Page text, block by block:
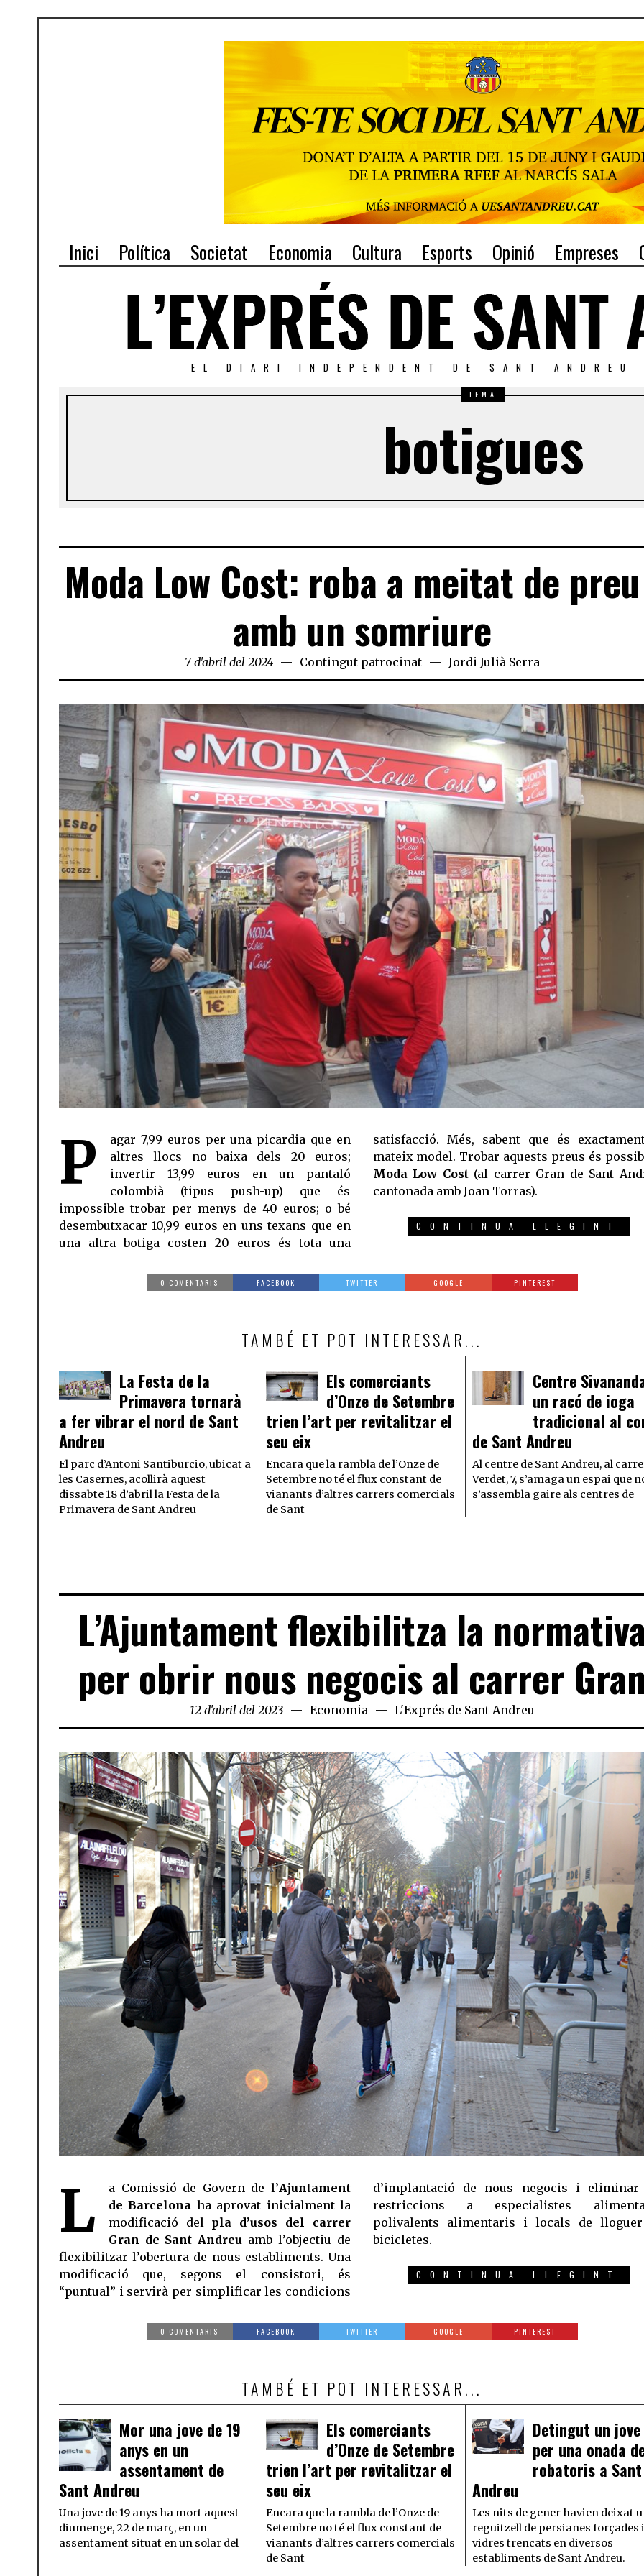
Inici Política Societat Economia Cultura Esports Opinió Empreses
EL DIARI INDEPENDENT DE SANT ANDREU
TEMA
botigues
Moda Low Cost: roba a meitat de
amb un somriure
7 d'abril del 2024 Contingut patrocinat Jordi Julià Serra
P
agar 7,99 euros per una picardia que en
altres llocs no baixa dels 20 euros;
invertir 13,99 euros en un pantaló
colombià (tipus push-up) que és
impossible trobar per menys de 40 euros; o bé
desembutxacar 10,99 euros en uns texans que en
una altra botiga costen 20 euros és tota una
satisfacció. Més, sabent que és exactament el
mateix model. Trobar aquests preus és
Moda Low Cost(al carrer Gran de Sant
cantonada amb Joan Torras).
CONTINUA LLEGINT
0 COMENTARIS FACEBOOK TWITTER GOOGLE PINTEREST
TAMBÉ ET POT INTERESSAR...
La Festa de la
Primavera tornarà
a fer vibrar el nord de Sant
Andreu
El parc d’Antoni Santiburcio, ubicat a
les Casernes, acollirà aquest
dissabte 18 d’abril la Festa de la
Primavera de Sant Andreu
Els comerciants
d’Onze de Setembre
trien l’art per revitalitzar el
seu eix
Encara que la rambla de l’Onze de
Setembre no té el flux constant de
vianants d’altres carrers comercials
de Sant
Centre
un racó de ioga
tradicional al
de Sant Andreu
Al centre de Sant Andreu, al
Verdet, 7, s’amaga un espai que
s’assembla gaire als centres de
L’Ajuntament flexibilitza la
per obrir nous negocis al carrer
12 d'abril del 2023 Economia L'Exprés de Sant Andreu
L a Comissió de Govern de l’Ajuntament
de Barcelona ha aprovat inicialment la
modificació del pla d’usos del carrer
Gran de Sant Andreu amb l’objectiu de
flexibilitzar l’obertura de nous establiments. Una
modificació que, segons el consistori, és
“puntual” i servirà per simplificar les condicions
d’implantació de nous negocis i
restriccions a especialistes
polivalents alimentaris i locals de
bicicletes.
CONTINUA LLEGINT
0 COMENTARIS FACEBOOK TWITTER GOOGLE PINTEREST
TAMBÉ ET POT INTERESSAR...
Mor una jove de 19
anys en un
assentament de
Sant Andreu
Una jove de 19 anys ha mort aquest
diumenge, 22 de març, en un
assentament situat en un solar del
Els comerciants
d’Onze de Setembre
trien l’art per revitalitzar el
seu eix
Encara que la rambla de l’Onze de
Setembre no té el flux constant de
vianants d’altres carrers comercials
de Sant
Detingut un jove
per una onada
robatoris a Sant
Andreu
Les nits de gener havien deixat
reguitzell de persianes forçades
vidres trencats en diversos
establiments de Sant Andreu.